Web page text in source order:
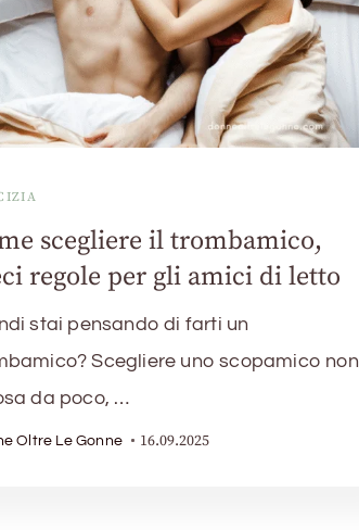
scegliere il trombamico,
regole per gli amici di letto
stai pensando di farti un
Scegliere uno scopamico non
da poco, …
Oltre Le Gonne 16.09.2025